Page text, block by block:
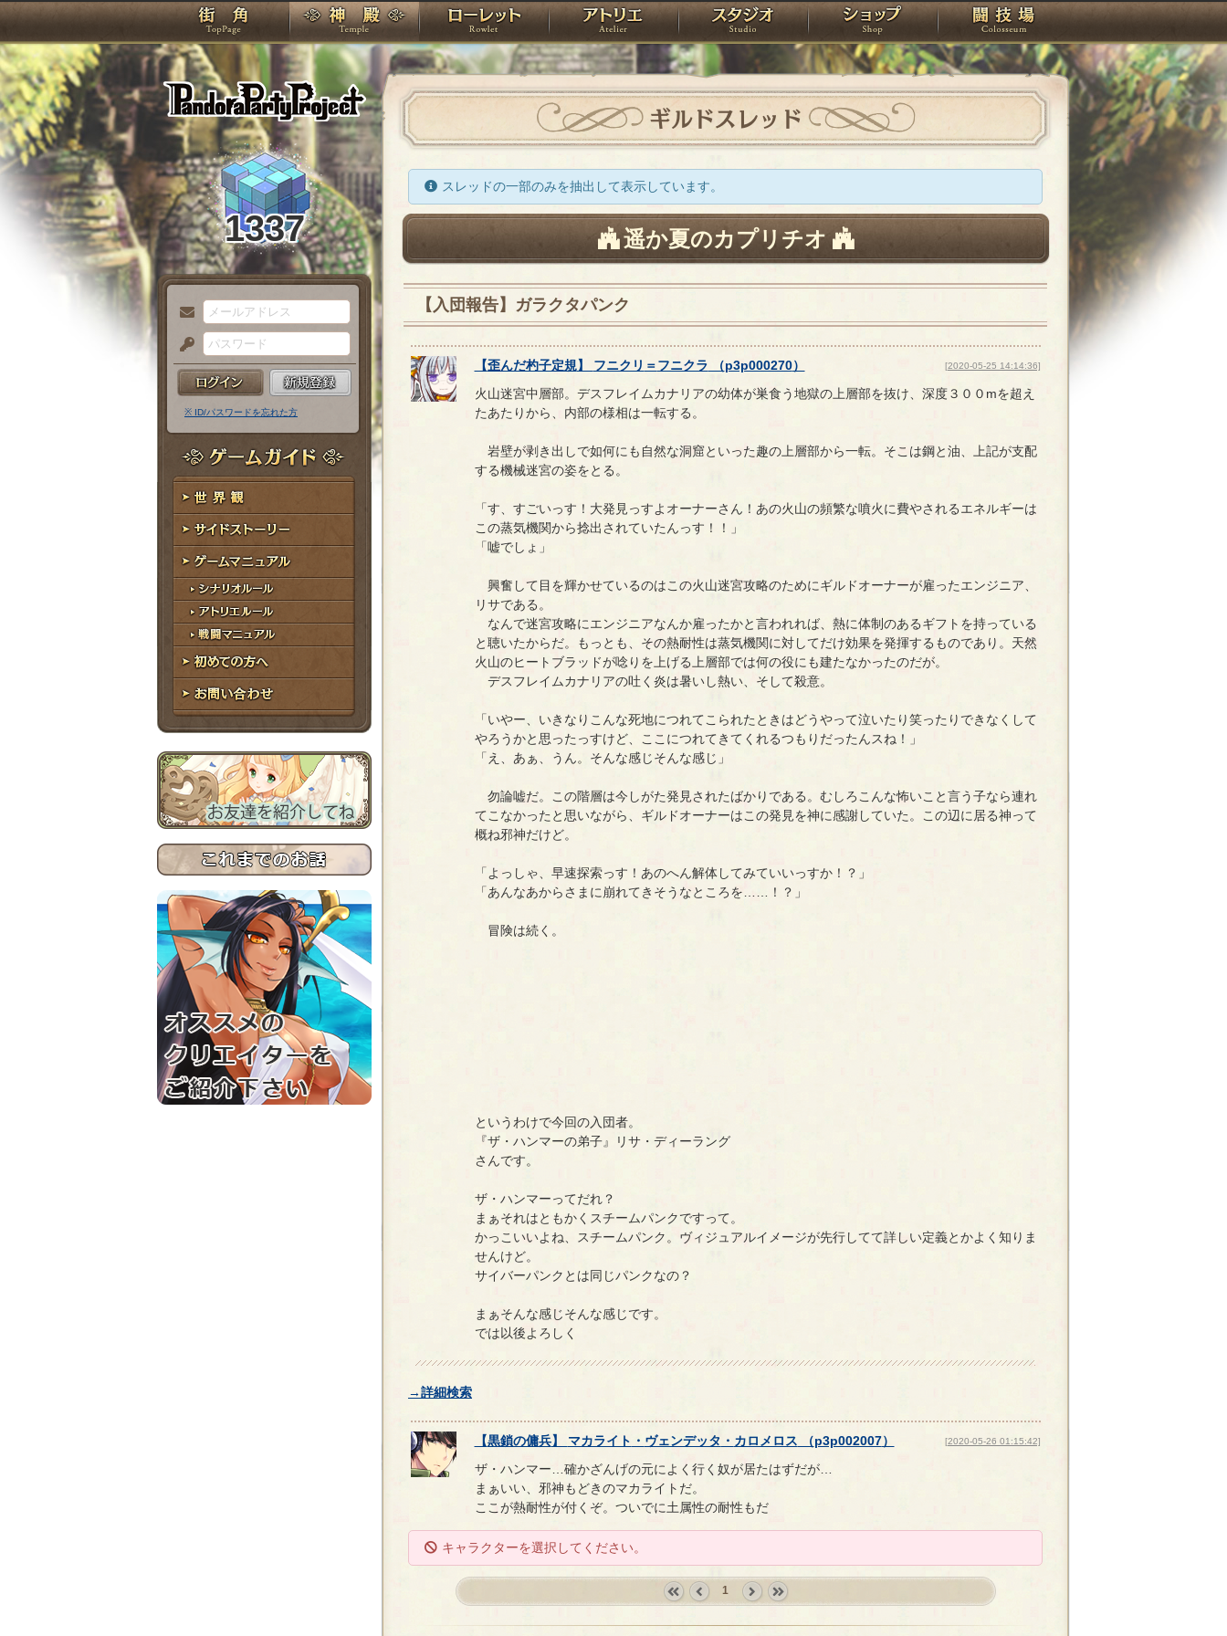
PandoraPartyProject
TOP 神殿 ローレット アトリエ スタジオ ショップ 闘技場
1337
メ
ー
ル
ア
ド
レ
ス
パ
ス
ー
ド
※ ID/パスワードを忘れた方
ゲームガイド
世界観
サイドストーリー
ゲームマニュアル
シナリオルール
アトリエルール
戦闘マニュアル
初めての方へ
お問い合わせ
ギルドスレッド
スレッドの一部のみを抽出して表示しています。
遥か夏のカプリチオ
【入団報告】ガラクタパンク
【歪んだ杓子定規】 フニクリ ＝フニクラ （p3p000270） [2020-05-25 14:14:36]
火山迷宮中層部。デスフレイムカナリアの幼体が巣食う地獄の上層部を抜け、深度３００mを超え
たあたりから、内部の様相は一転する。
岩壁が剥き出しで如何にも自然な洞窟といった趣の上層部から一転。そこは鋼と油、上記が支配
する機械迷宮の姿をとる。
「す、すごいっす！大発見っすよオーナーさん！あの火山の頻繁な噴火に費やされるエネルギーは
この蒸気機関から捻出されていたんっす！！」
「嘘でしょ」
興奮して目を輝かせているのはこの火山迷宮攻略のためにギルドオーナーが雇ったエンジニア、
リサである。
なんで迷宮攻略にエンジニアなんか雇ったかと言われれば、熱に体制のあるギフトを持っている
と聴いたからだ。もっとも、その熱耐性は蒸気機関に対してだけ効果を発揮するものであり。天然
火山のヒートブラッドが唸りを上げる上層部では何の役にも建たなかったのだが。
デスフレイムカナリアの吐く炎は暑いし熱い、そして殺意。
「いやー、いきなりこんな死地につれてこられたときはどうやって泣いたり笑ったりできなくして
やろうかと思ったっすけど、ここにつれてきてくれるつもりだったんスね！」
「え、あぁ、うん。そんな感じそんな感じ」
勿論嘘だ。この階層は今しがた発見されたばかりである。むしろこんな怖いこと言う子なら連れ
てこなかったと思いながら、ギルドオーナーはこの発見を神に感謝していた。この辺に居る神って
概ね邪神だけど。
「よっしゃ、早速探索っす！あのへん解体してみていいっすか！？」
「あんなあからさまに崩れてきそうなところを……！？」
冒険は続く。
というわけで今回の入団者。
『ザ・ハンマーの弟子』リサ・ディーラング
さんです。
ザ・ハンマーってだれ？
まぁそれはともかくスチームパンクですって。
かっこいいよね、スチームパンク。ヴィジュアルイメージが先行してて詳しい定義とかよく知りま
せんけど。
サイバーパンクとは同じパンクなの？
まぁそんな感じそんな感じです。
では以後よろしく
→詳細検索
【黒鎖の傭兵】 マカライト ・ ヴェンデッタ ・ カロメロス （p3p002007） [2020-05-26 01:15:42]
ザ・ハンマー…確かざんげの元によく行く奴が居たはずだが…
まぁいい、邪神もどきのマカライトだ。
ここが熱耐性が付くぞ。ついでに土属性の耐性もだ
キャラクターを選択してください。
1